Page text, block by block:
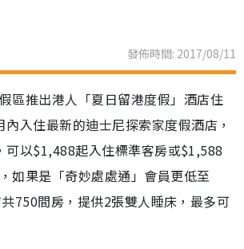
發佈時間: 2017/08/11
區推出港人「夏日留港度假」酒店住
入住最新的迪士尼探索家度假酒店，
可以$1,488起入住標準客房或$1,588
如果是「奇妙處處通」會員更低至
750間房，提供2張雙人睡床，最多可